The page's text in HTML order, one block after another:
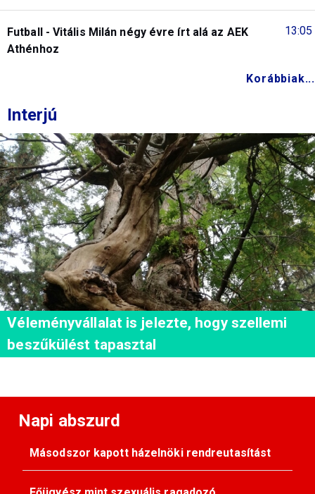
13:05
Futball - Vitális Milán négy évre írt alá az AEK
Athénhoz
Korábbiak...
Interjú
Véleményvállalat is jelezte, hogy szellemi
beszűkülést tapasztal
Napi abszurd
Másodszor kapott házelnöki rendreutasítást